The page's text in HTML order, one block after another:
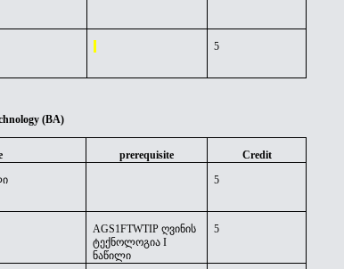
5
(BA)
prerequisite
Credit
5
AGS1FTWTIP ღვინის
ტექნოლოგია I
ნაწილი
5